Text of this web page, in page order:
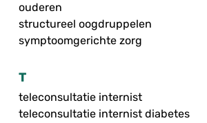
ouderen
structureel oogdruppelen
symptoomgerichte zorg
T
teleconsultatie internist
teleconsultatie internist diabetes